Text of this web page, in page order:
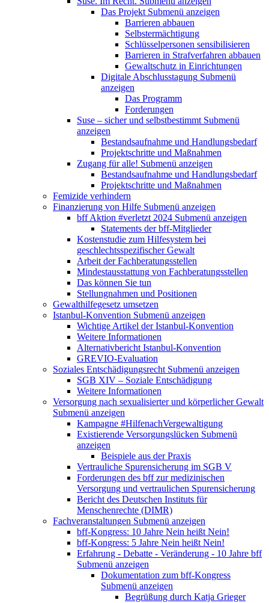
Das Projekt Submenü anzeigen
Barrieren abbauen
Selbstermächtigung
Schlüsselpersonen sensibilisieren
Barrieren in Strafverfahren abbauen
Gewaltschutz in Einrichtungen
Digitale Abschlusstagung Submenü
anzeigen
Das Programm
Forderungen
Suse – sicher und selbstbestimmt Submenü
anzeigen
Bestandsaufnahme und Handlungsbedarf
Projektschritte und Maßnahmen
Zugang für alle! Submenü anzeigen
Bestandsaufnahme und Handlungsbedarf
Projektschritte und Maßnahmen
Femizide verhindern
Finanzierung von Hilfe Submenü anzeigen
bff Aktion #verletzt 2024 Submenü anzeigen
Statements der bff-Mitglieder
Kostenstudie zum Hilfesystem bei
geschlechtsspezifischer Gewalt
Arbeit der Fachberatungsstellen
Mindestausstattung von Fachberatungsstellen
Das können Sie tun
Stellungnahmen und Positionen
Gewalthilfegesetz umsetzen
Istanbul-Konvention Submenü anzeigen
Wichtige Artikel der Istanbul-Konvention
Weitere Informationen
Alternativbericht Istanbul-Konvention
GREVIO-Evaluation
Soziales Entschädigungsrecht Submenü anzeigen
SGB XIV – Soziale Entschädigung
Weitere Informationen
Versorgung nach sexualisierter und körperlicher Gewalt
Submenü anzeigen
Kampagne #HilfenachVergewaltigung
Existierende Versorgungslücken Submenü
anzeigen
Beispiele aus der Praxis
Vertrauliche Spurensicherung im SGB V
Forderungen des bff zur medizinischen
Versorgung und vertraulichen Spurensicherung
Bericht des Deutschen Instituts für
Menschenrechte (DIMR)
Fachveranstaltungen Submenü anzeigen
bff-Kongress: 10 Jahre Nein heißt Nein!
bff-Kongress: 5 Jahre Nein heißt Nein!
Erfahrung - Debatte - Veränderung - 10 Jahre bff
Submenü anzeigen
Dokumentation zum bff-Kongress
Submenü anzeigen
Begrüßung durch Katja Grieger